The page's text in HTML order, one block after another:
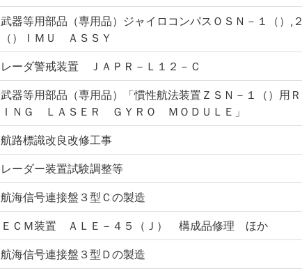
武器等用部品（専用品）ジャイロコンパスＯＳＮ－１（）,２
（）ＩＭＵ ＡＳＳＹ
レーダ警戒装置 ＪＡＰＲ－Ｌ１２－Ｃ
武器等用部品（専用品）「慣性航法装置ＺＳＮ－１（）用Ｒ
ＩＮＧ ＬＡＳＥＲ ＧＹＲＯ ＭＯＤＵＬＥ」
航路標識改良改修工事
レーダー装置試験調整等
航海信号連接盤３型Ｃの製造
ＥＣＭ装置 ＡＬＥ－４５（Ｊ） 構成品修理 ほか
航海信号連接盤３型Ｄの製造